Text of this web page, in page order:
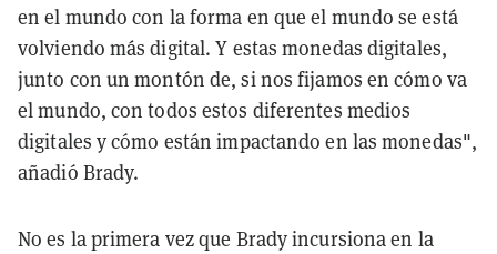
en el mundo con la forma en que el mundo se está
volviendo más digital. Y estas monedas digitales,
junto con un montón de, si nos fijamos en cómo va
el mundo, con todos estos diferentes medios
digitales y cómo están impactando en las monedas",
añadió Brady.
No es la primera vez que Brady incursiona en la